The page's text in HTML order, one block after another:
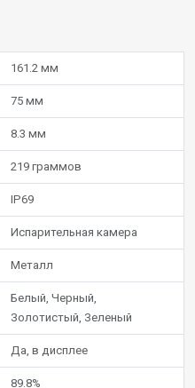
161.2 мм
75 мм
8.3 мм
219 граммов
IP69
Испарительная камера
Металл
Белый, Черный,
Золотистый, Зеленый
Да, в дисплее
89.8%